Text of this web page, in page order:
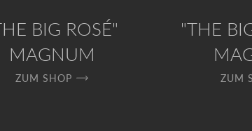
BIG ROSÉ"
MAGNUM
ZUM SHOP
"THE
ZUM